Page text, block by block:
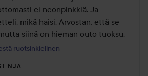
ei neonpinkkiä. Ja
mikä haisi. Arvostan, että se
siinä on hieman outo tuoksu.
ruotsinkielinen
NJA